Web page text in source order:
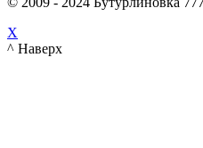
X
^ Наверх